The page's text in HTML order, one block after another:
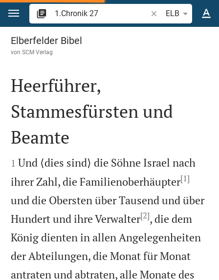
Zum Inhalt springen
Bibelstelle oder
ELB
1.Chronik 27
Elberfelder Bibel
vonSCM Verlag

Heerführer,
Stammesfürsten und
Beamte

1 Und ⟨dies sind⟩ die Söhne Israel nach
ihrer Zahl, die Familienoberhäupter[1]
und die Obersten über Tausend und über
Hundert und ihre Verwalter[2], die dem
König dienten in allen Angelegenheiten
der Abteilungen, die Monat für Monat
antraten und abtraten, alle Monate des